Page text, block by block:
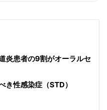
炎患者の9割がオーラルセ
き性感染症（STD）